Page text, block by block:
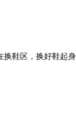
鞋区，换好鞋起